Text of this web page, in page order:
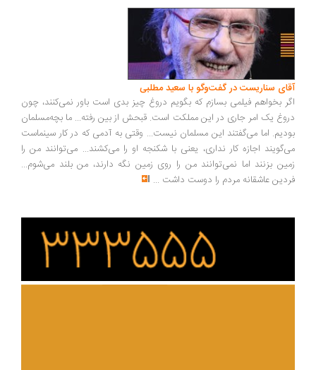
سناریست در گفت‌وگو با سعید مطلبی
بخواهم فیلمی بسازم که بگویم دروغ چیز بدی است باور نمی‌کنند، چون
یک امر جاری در این مملکت است. قبحش از بین رفته... ما بچه‌مسلمان
اما می‌گفتند این مسلمان نیست... وقتی به آدمی که در کار سینماست
اجازه کار نداری، یعنی با شکنجه او را می‌کشند... می‌توانند من را
بزنند اما نمی‌توانند من را روی زمین نگه دارند، من بلند می‌شوم...
عاشقانه مردم را دوست داشت ...